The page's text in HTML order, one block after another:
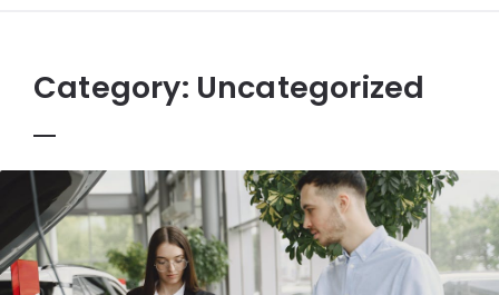
Category: Uncategorized